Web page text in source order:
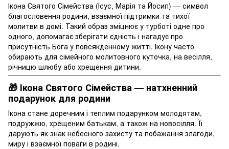
Ікона Святого Сімейства (Ісус, Марія та Йосип) — символ
благословення родини, взаємної підтримки та тихої
молитви в домі. Такий образ зміцнює у турботі одне про
одного, допомагає зберігати єдність і нагадує про
присутність Бога у повсякденному житті. Ікону часто
обирають для сімейного молитовного куточка, на весілля,
річницю шлюбу або хрещення дитини.
🎁 Ікона Святого Сімейства — натхненний
подарунок для родини
Ікона стане доречним і теплим подарунком молодятам,
подружжю, хрещеним батькам, а також на новосілля. Її
дарують як знак небесного захисту та побажання злагоди,
миру і взаємної поваги в родині.